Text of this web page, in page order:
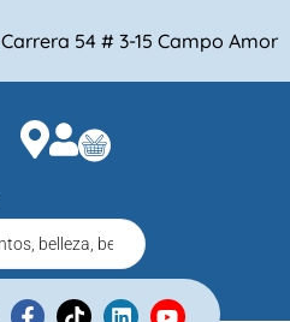
Carrera 54 # 3-15 Campo Amor